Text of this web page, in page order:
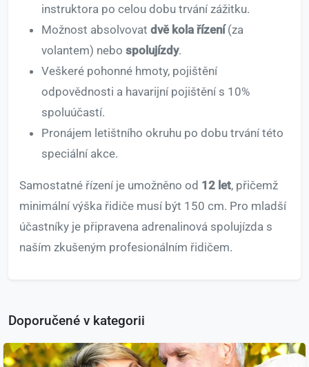
instruktora po celou dobu trvání zážitku.
Možnost absolvovat dvě kola řízení(za
volantem) nebo spolujízdy.
Veškeré pohonné hmoty, pojištění
odpovědnosti a havarijní pojištění s 10%
spoluúčastí.
Pronájem letištního okruhu po dobu trvání této
speciální akce.
Samostatné řízení je umožněno od 12 let, přičemž
minimální výška řidiče musí být 150 cm. Pro mladší
účastníky je připravena adrenalinová spolujízda s
naším zkušeným profesionálním řidičem.
Doporučené v kategorii